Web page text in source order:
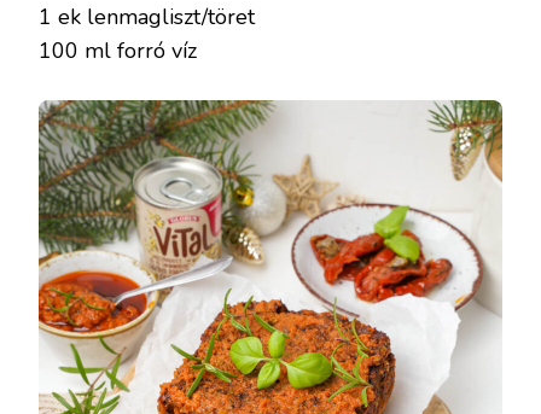
1 ek lenmagliszt/töret
100 ml forró víz